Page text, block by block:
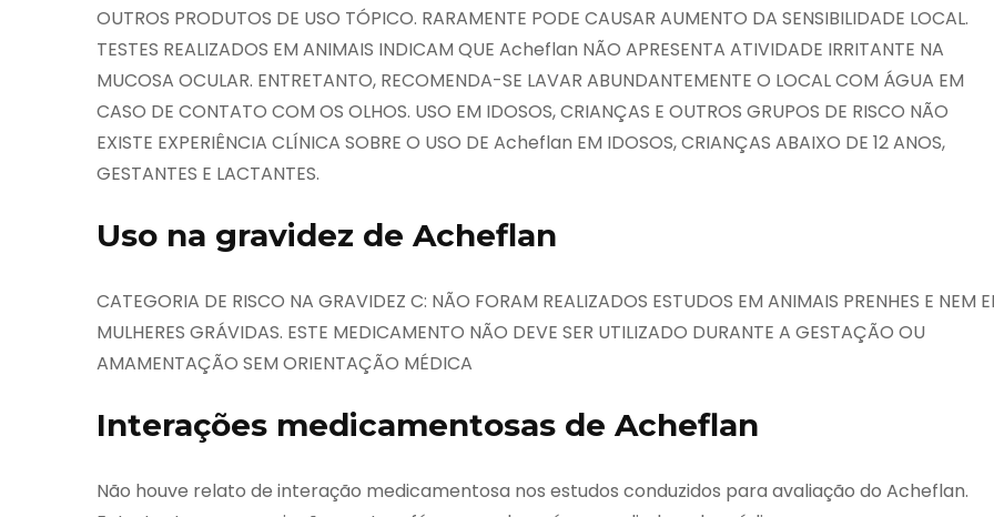
OUTROS PRODUTOS DE USO TÓPICO. RARAMENTE PODE CAUSAR AUMENTO DA SENSIBILIDADE LOCAL.
TESTES REALIZADOS EM ANIMAIS INDICAM QUE Acheflan NÃO APRESENTA ATIVIDADE IRRITANTE NA
MUCOSA OCULAR. ENTRETANTO, RECOMENDA-SE LAVAR ABUNDANTEMENTE O LOCAL COM ÁGUA EM
CASO DE CONTATO COM OS OLHOS. USO EM IDOSOS, CRIANÇAS E OUTROS GRUPOS DE RISCO NÃO
EXISTE EXPERIÊNCIA CLÍNICA SOBRE O USO DE Acheflan EM IDOSOS, CRIANÇAS ABAIXO DE 12 ANOS,
GESTANTES E LACTANTES.
Uso na gravidez de Acheflan
CATEGORIA DE RISCO NA GRAVIDEZ C: NÃO FORAM REALIZADOS ESTUDOS EM ANIMAIS PRENHES E NEM
MULHERES GRÁVIDAS. ESTE MEDICAMENTO NÃO DEVE SER UTILIZADO DURANTE A GESTAÇÃO OU
AMAMENTAÇÃO SEM ORIENTAÇÃO MÉDICA
Interações medicamentosas de Acheflan
Não houve relato de interação medicamentosa nos estudos conduzidos para avaliação do Acheflan.